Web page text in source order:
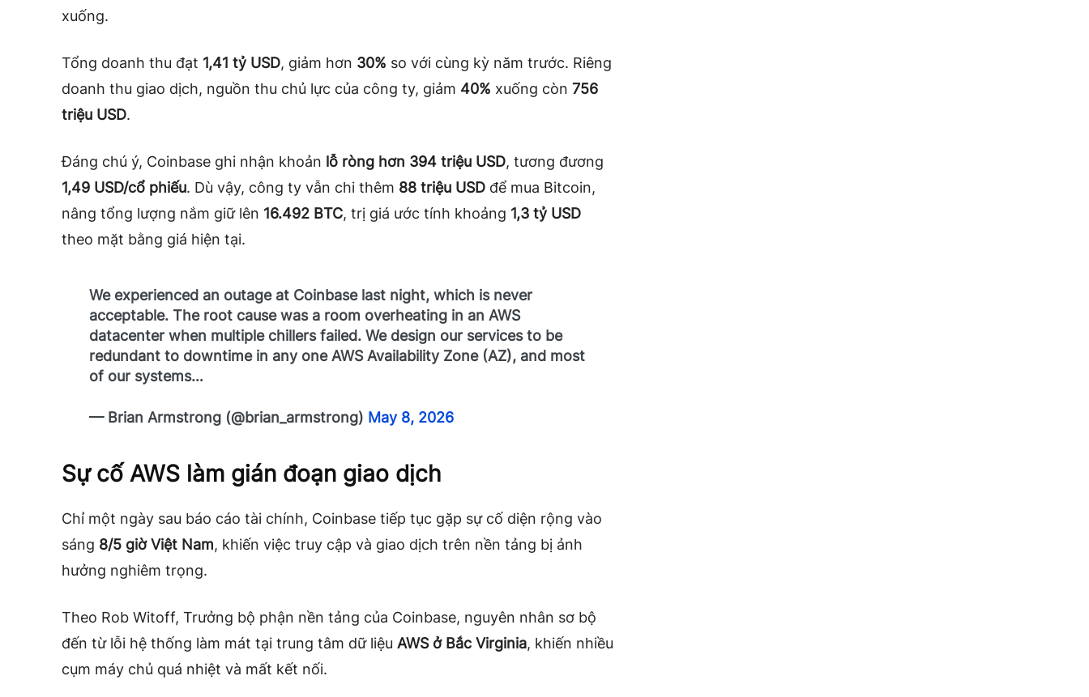
xuống.
Tổng doanh thu đạt 1,41 tỷ USD, giảm hơn 30% so với cùng kỳ năm trước. Riêng
doanh thu giao dịch, nguồn thu chủ lực của công ty, giảm 40% xuống còn 756
triệu USD.
Đáng chú ý, Coinbase ghi nhận khoản lỗ ròng hơn 394 triệu USD, tương đương
1,49 USD/cổ phiếu. Dù vậy, công ty vẫn chi thêm 88 triệu USD để mua Bitcoin,
nâng tổng lượng nắm giữ lên 16.492 BTC, trị giá ước tính khoảng 1,3 tỷ USD
theo mặt bằng giá hiện tại.
We experienced an outage at Coinbase last night, which is never
acceptable. The root cause was a room overheating in an AWS
datacenter when multiple chillers failed. We design our services to be
redundant to downtime in any one AWS Availability Zone (AZ), and most
of our systems…
— Brian Armstrong (@brian_armstrong) May 8, 2026
Sự cố AWS làm gián đoạn giao dịch
Chỉ một ngày sau báo cáo tài chính, Coinbase tiếp tục gặp sự cố diện rộng vào
sáng 8/5 giờ Việt Nam, khiến việc truy cập và giao dịch trên nền tảng bị ảnh
hưởng nghiêm trọng.
Theo Rob Witoff, Trưởng bộ phận nền tảng của Coinbase, nguyên nhân sơ bộ
đến từ lỗi hệ thống làm mát tại trung tâm dữ liệu AWS ở Bắc Virginia, khiến nhiều
cụm máy chủ quá nhiệt và mất kết nối.